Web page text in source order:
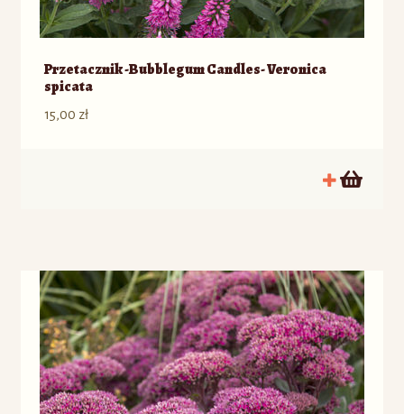
Przetacznik -Bubblegum Candles- Veronica
spicata
15,00 zł